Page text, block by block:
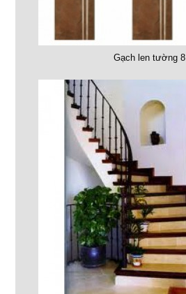
Gạch len tường 8